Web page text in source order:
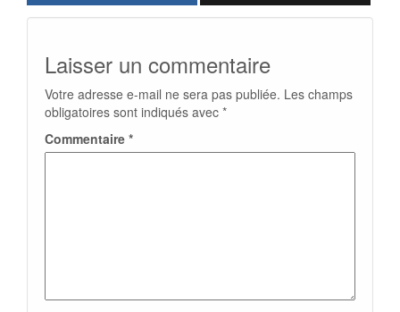
Laisser un commentaire
Votre adresse e-mail ne sera pas publiée. Les champs
obligatoires sont indiqués avec *
Commentaire *